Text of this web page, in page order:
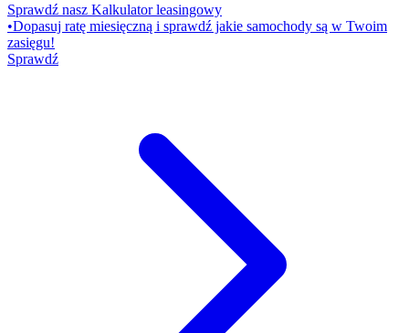
Sprawdź nasz Kalkulator leasingowy
•Dopasuj ratę miesięczną i sprawdź jakie samochody są w Twoim
zasięgu!
Sprawdź